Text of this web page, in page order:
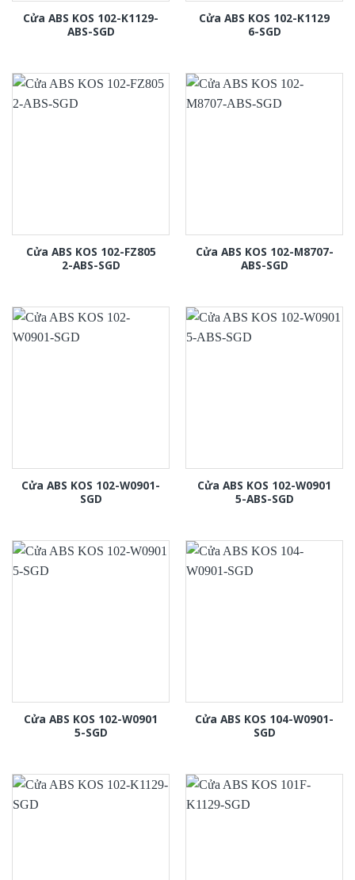
Cửa ABS KOS 102-K1129-
ABS-SGD
Cửa ABS KOS 102-K1129
6-SGD
Cửa ABS KOS 102-FZ805
2-ABS-SGD
Cửa ABS KOS 102-M8707-
ABS-SGD
Cửa ABS KOS 102-W0901-
SGD
Cửa ABS KOS 102-W0901
5-ABS-SGD
Cửa ABS KOS 102-W0901
5-SGD
Cửa ABS KOS 104-W0901-
SGD